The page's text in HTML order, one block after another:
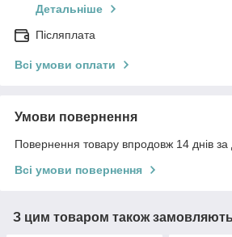
Детальніше
Післяплата
Всі умови оплати
Умови повернення
Повернення товару впродовж 14 днів за
Всі умови повернення
З цим товаром також замовляють